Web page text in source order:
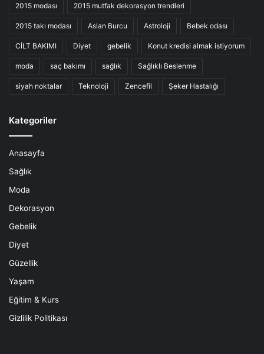
2015 modası 2015 mutfak dekorasyon trendleri
2015 takı modası Aslan Burcu Astroloji Bebek odası
CİLT BAKIMI Diyet gebelik Konut kredisi almak istiyorum
moda saç bakımı sağlık Sağlıklı Beslenme
siyah noktalar Teknoloji Zencefil Şeker Hastalığı
Kategoriler
Anasayfa
Sağlık
Moda
Dekorasyon
Gebelik
Diyet
Güzellik
Yaşam
Eğitim & Kurs
Gizlilik Politikası